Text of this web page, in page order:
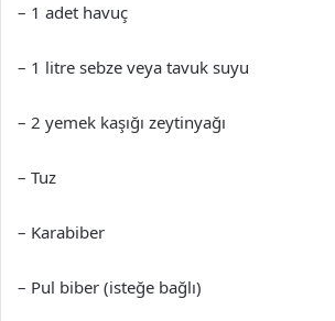
– 1 adet havuç
– 1 litre sebze veya tavuk suyu
– 2 yemek kaşığı zeytinyağı
– Tuz
– Karabiber
– Pul biber (isteğe bağlı)